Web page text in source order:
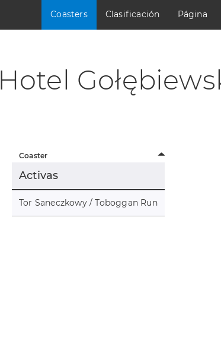
Coasters Clasificación Página
Hotel
Coaster
Activas
Tor Saneczkowy / Toboggan Run